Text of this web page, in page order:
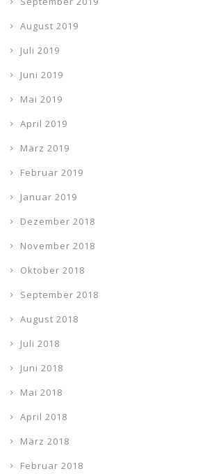
August 2019
Juli 2019
Juni 2019
Mai 2019
April 2019
März 2019
Februar 2019
Januar 2019
Dezember 2018
November 2018
Oktober 2018
September 2018
August 2018
Juli 2018
Juni 2018
Mai 2018
April 2018
März 2018
Februar 2018